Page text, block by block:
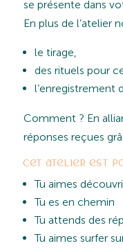
se présente dans
En plus de l’atelier
le tirage,
des rituels pour
l’enregistrement
Comment ? En
réponses reçues
Cet atelier est
Tu aimes
Tu es en chemin
Tu attends des
Tu aimes surfer